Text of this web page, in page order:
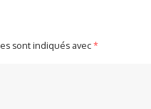
sont indiqués avec*